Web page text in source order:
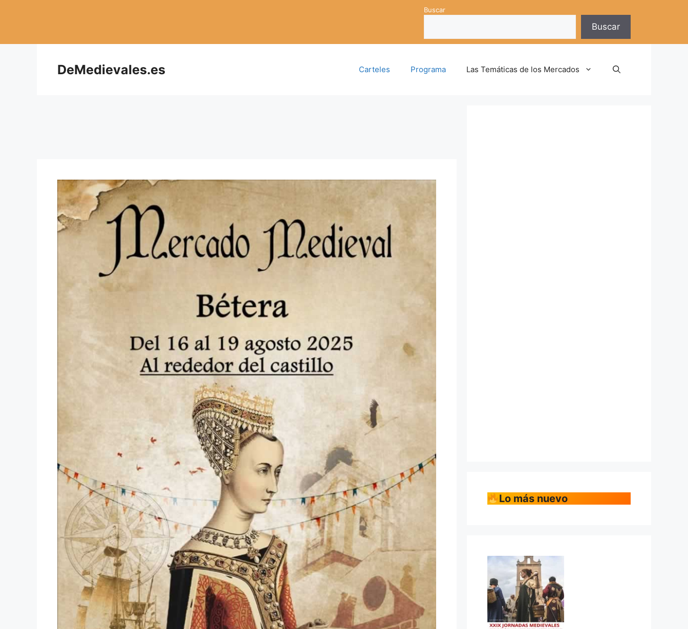
Buscar
Buscar
DeMedievales.es Carteles Programa Las Temáticas de los Mercados
Lo más nuevo